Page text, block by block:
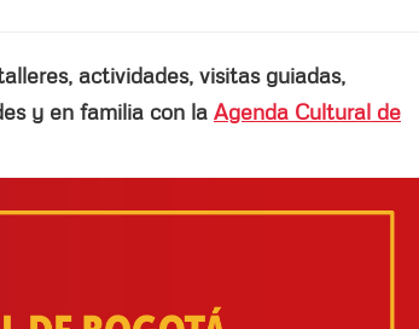
actividades, visitas guiadas,
y en familia con la Agenda Cultural de